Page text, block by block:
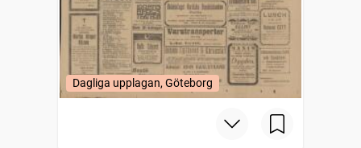
Dagliga upplagan, Göteborg